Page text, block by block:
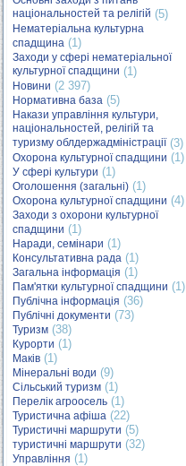
національностей та релігій (5)
Нематеріальна культурна
спадщина (1)
Заходи у сфері нематеріальної
культурної спадщини (1)
Новини (2 397)
Нормативна база (5)
Накази управління культури,
національностей, релігій та
туризму облдержадміністрації(3)
Охорона культурної спадщини (1)
У сфері культури (1)
Оголошення (загальні) (1)
Охорона культурної спадщини (4)
Заходи з охорони культурної
спадщини (1)
Наради, семінари (1)
Консультативна рада (1)
Загальна інформація (1)
Пам'ятки культурної спадщини (1)
Публічна інформація (36)
Публічні документи (73)
Туризм (38)
Курорти (1)
Маків (1)
Мінеральні води (9)
Сільський туризм (1)
Перелік агроосель (1)
Туристична афіша (22)
Туристичні маршрути (5)
туристичні маршрути (32)
Управління (1)